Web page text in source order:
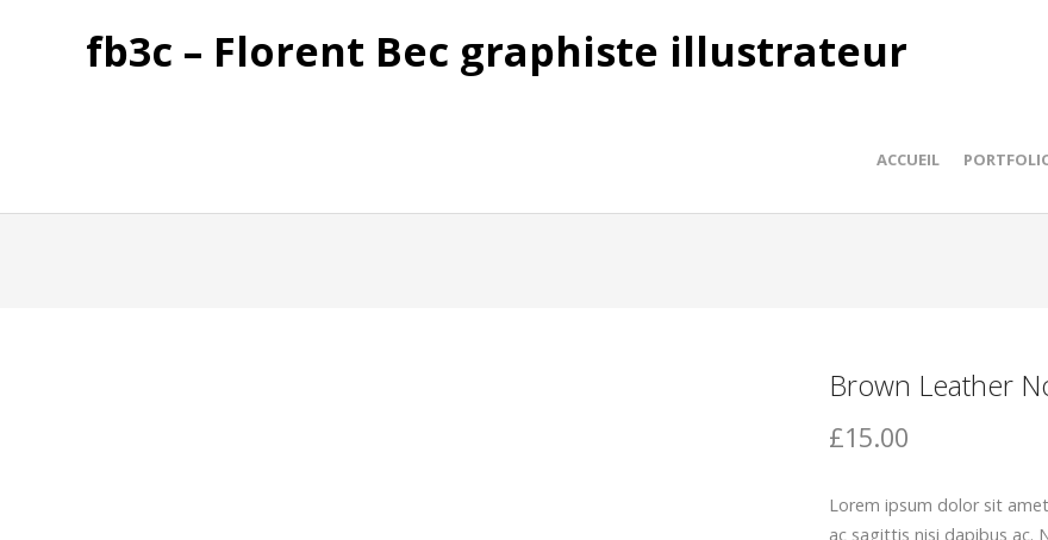
fb3c – Florent Bec graphiste illustrateur
ACCUEIL
Brown Leather
£15.00
Lorem ipsum dolor sit
ac sagittis nisi dapibus ac.